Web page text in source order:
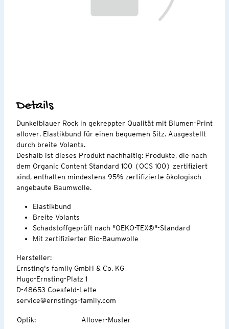
Details
Dunkelblauer Rock in gekreppter Qualität mit Blumen-Print
allover. Elastikbund für einen bequemen Sitz. Ausgestellt
durch breite Volants.
Deshalb ist dieses Produkt nachhaltig: Produkte, die nach
dem Organic Content Standard 100 (OCS 100) zertifiziert
sind, enthalten mindestens 95% zertifizierte ökologisch
angebaute Baumwolle.
Elastikbund
Breite Volants
Schadstoffgeprüft nach "OEKO-TEX®"-Standard
Mit zertifizierter Bio-Baumwolle
Hersteller:
Ernsting's family GmbH & Co. KG
Hugo-Ernsting-Platz 1
D-48653 Coesfeld-Lette
service@ernstings-family.com
Optik: Allover-Muster